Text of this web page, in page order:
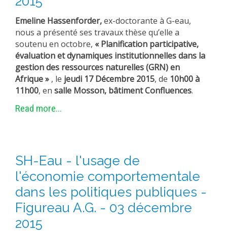
EXPERIMENTAL PLATFORMS
GEOGRAPHIC LOCATIONS
CURRENT PROJECTS
COMPLETED PROJECTS
UMR NETWORKS
REGULAR SEMINARS
TRAINING COURSES
EDUCATION AND TRAINING
DOCTORAL TRAINING
THESES IN PROGRESS
MOOC
PRODUCTION
METHODS AND TOOLS
Emeline Hassenforder,ex-doctorante à G-eau,
nous a présenté ses travaux thèse qu’elle a
soutenu en octobre, « Planification participative,
évaluation et dynamiques institutionnelles dans la
gestion des ressources naturelles (GRN) en
Afrique» , le jeudi 17 Décembre 2015, de 10h00 à
11h00, en salle Mosson, bâtiment Confluences.
Read more...
SH-Eau - l'usage de
l'économie comportementale
dans les politiques publiques -
Figureau A.G. - 03 décembre
2015